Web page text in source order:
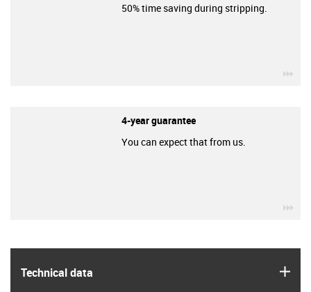
Technical data
50% time saving during stripping.
4-year guarantee
You can expect that from us.